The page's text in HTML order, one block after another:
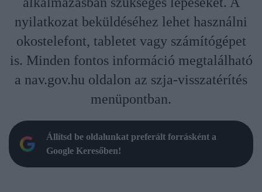
nyilatkozat beküldéséhez lehet használni
okostelefont, tabletet vagy számítógépet
is. Minden fontos információ megtalálható
a nav.gov.hu oldalon az szja-visszatérítés
menüpontban.
Állítsd be oldalunkat preferált forrásként a
Google Keresőben!